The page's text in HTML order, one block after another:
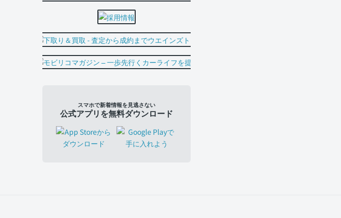
スマホで新着情報を見逃さない
公式アプリを無料ダウンロード